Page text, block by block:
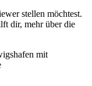
stellen möchtest.
dir, mehr über die
mit